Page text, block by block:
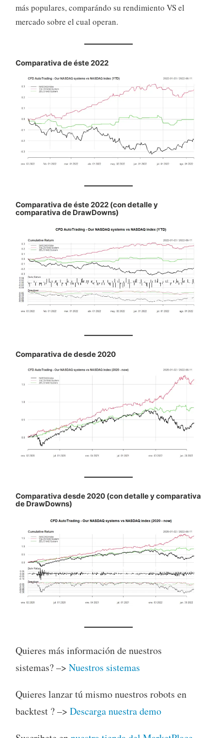
más populares, comparándo su rendimiento VS el
mercado sobre el cual operan.
Comparativa de éste 2022
Comparativa de éste 2022 (con detalle y
comparativa de DrawDowns)
Comparativa de desde 2020
Comparativa desde 2020 (con detalle y comparativa
de DrawDowns)
Quieres más información de nuestros
sistemas? –> Nuestros sistemas
Quieres lanzar tú mismo nuestros robots en
backtest ? –> Descarga nuestra demo